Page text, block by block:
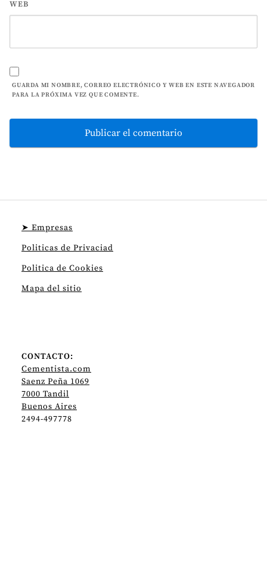
WEB
GUARDA MI NOMBRE, CORREO ELECTRÓNICO Y WEB EN ESTE NAVEGADOR
PARA LA PRÓXIMA VEZ QUE COMENTE.
➤ Empresas
Politicas de Privaciad
Politica de Cookies
Mapa del sitio
CONTACTO:
Cementista.com
Saenz Peña 1069
7000 Tandil
Buenos Aires
2494-497778